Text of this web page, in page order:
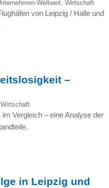
Weltweit, Wirtschaft
von Leipzig / Halle und
–
Wirtschaft
Vergleich – eine Analyse der
in Leipzig und